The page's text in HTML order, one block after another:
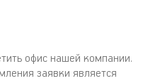
офис нашей компании.
заявки является